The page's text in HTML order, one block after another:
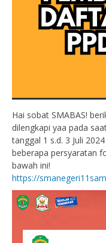
Hai sobat SMABAS!
dilengkapi yaa pada
tanggal 1 s.d. 3 Juli
beberapa persyaratan
bawah ini!
https://